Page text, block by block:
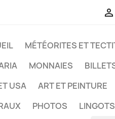

MÉTÉORITES ET
MONNAIES
USA
ART ET PEINTURE
PHOTOS LINGOTS